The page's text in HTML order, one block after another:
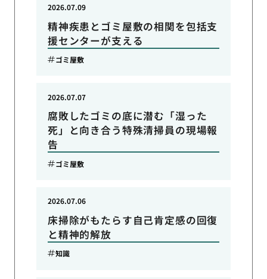
精神疾患とゴミ屋敷の相関を包括支
援センターが支える
2026.07.09
ゴミ屋敷
腐敗したゴミの底に潜む「湿った
死」と向き合う特殊清掃員の現場報
告
2026.07.07
ゴミ屋敷
床掃除がもたらす自己肯定感の回復
と精神的解放
2026.07.06
知識